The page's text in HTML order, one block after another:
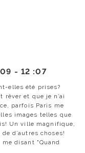
- 12 :07
elles été prises?
et que je n’ai
parfois Paris me
images telles que
Un ville magnifique,
d’autres choses!
me disant "Quand